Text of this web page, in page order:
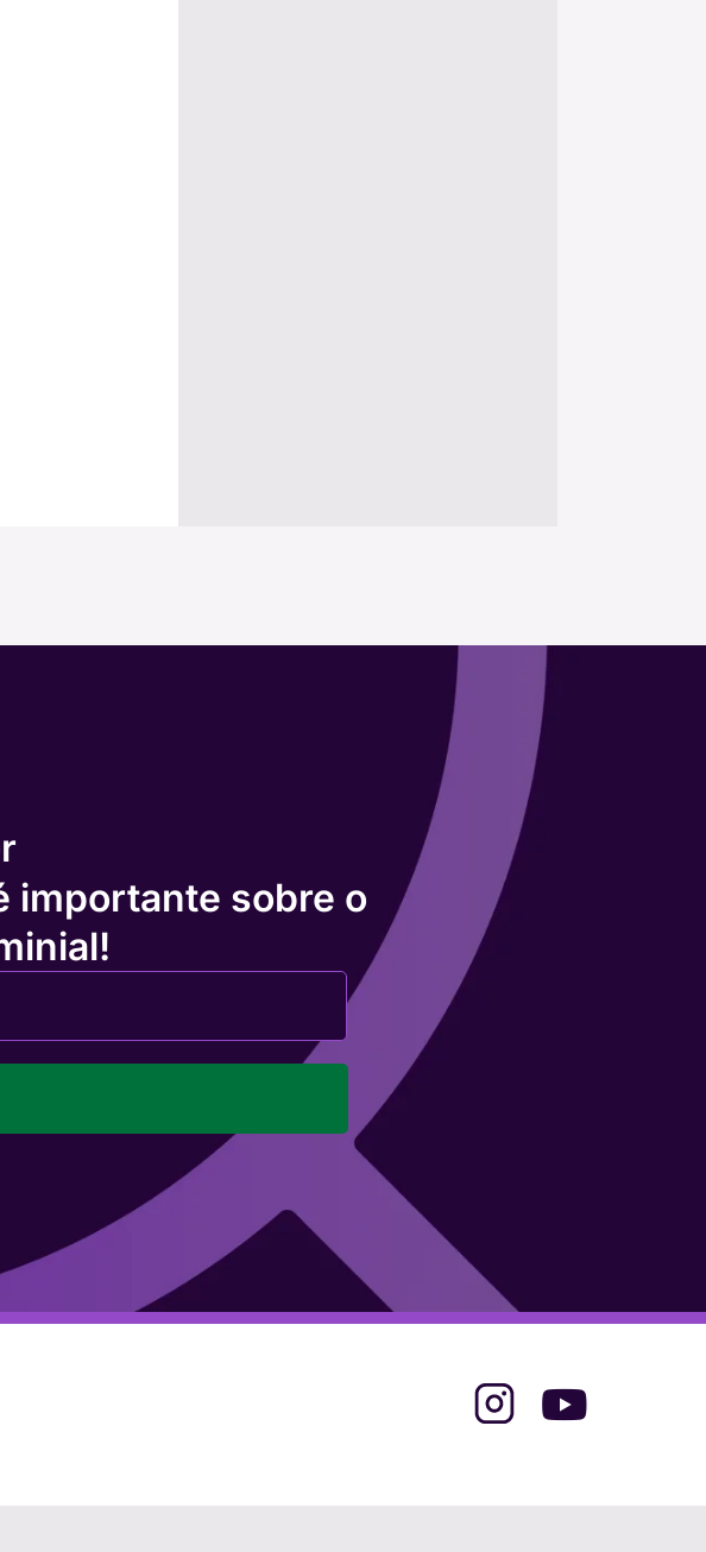
importante sobre o